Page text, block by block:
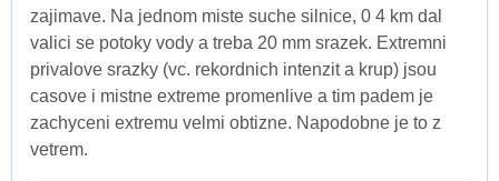
zajimave. Na jednom miste suche silnice, 0 4 km dal
valici se potoky vody a treba 20 mm srazek. Extremni
privalove srazky (vc. rekordnich intenzit a krup) jsou
casove i mistne extreme promenlive a tim padem je
zachyceni extremu velmi obtizne. Napodobne je to z
vetrem.